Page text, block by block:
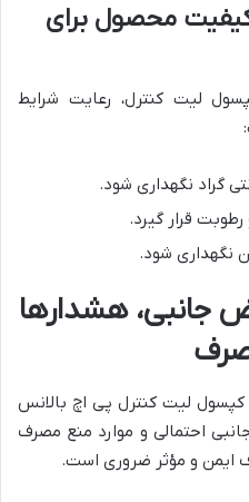
محصول برای
لیت کنترل، رعایت شرایط
قرار گیرد.
نگهداری شود.
جانبی، هشدارها
کپسول لیت کنترل پی اچ بالانس
احتمالی و موارد منع مصرف
ایمن و مؤثر ضروری است.